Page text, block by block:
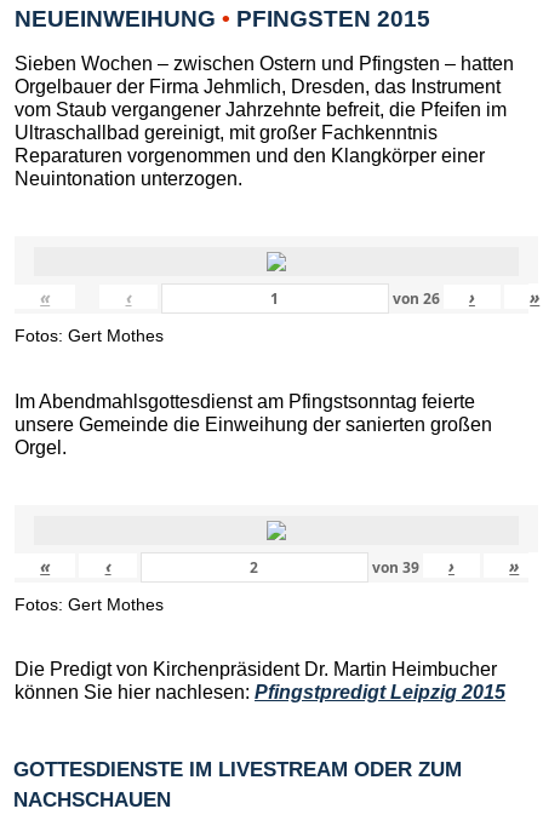
NEUEINWEIHUNG • PFINGSTEN 2015
Sieben Wochen – zwischen Ostern und Pfingsten – hatten
Orgelbauer der Firma Jehmlich, Dresden, das Instrument
vom Staub vergangener Jahrzehnte befreit, die Pfeifen im
Ultraschallbad gereinigt, mit großer Fachkenntnis
Reparaturen vorgenommen und den Klangkörper einer
Neuintonation unterzogen.
« ‹ von 26 › »
Fotos: Gert Mothes
Im Abendmahlsgottesdienst am Pfingstsonntag feierte
unsere Gemeinde die Einweihung der sanierten großen
Orgel.
« ‹ von 39 › »
Fotos: Gert Mothes
Die Predigt von Kirchenpräsident Dr. Martin Heimbucher
können Sie hier nachlesen: Pfingstpredigt Leipzig 2015
GOTTESDIENSTE IM LIVESTREAM ODER ZUM
NACHSCHAUEN